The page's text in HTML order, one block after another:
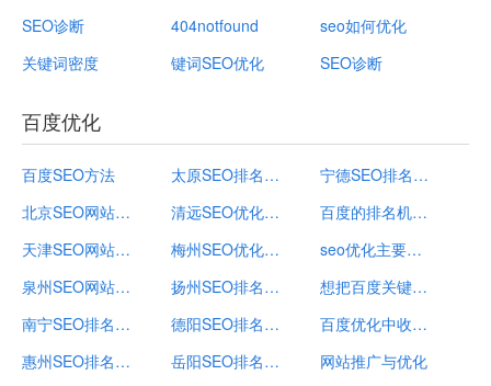
SEO诊断
关键词密度
404notfound
键词SEO优化
seo如何优化
SEO诊断
百度优化
百度SEO方法
北京SEO网站优化_百度优化_北京关键词优化服务
天津SEO网站优化_天津网站关键词排名_百度优化
泉州SEO网站优化_百度优化_泉州网站关键词推广
南宁SEO排名公司_南宁关键词优化服务_百度优化
惠州SEO排名公司_百度优化_惠州网页关键词优化
太原SEO排名公司_太原关键词优化排名_百度优化
清远SEO优化推广_百度优化_清远关键词优化排名
梅州SEO优化推广_梅州网站关键词排名_百度优化
扬州SEO排名外包_扬州关键词优化服务_百度优化
德阳SEO排名外包_百度优化_德阳网页关键词优化
岳阳SEO排名外包_岳阳关键词优化排名_百度优化
宁德SEO排名外包_百度优化_宁德网站关键词排名
百度的排名机制是什么？百度优化适用于网站推广吗？
seo优化主要应用到哪些方面？如何做百度优化？
想把百度关键词优化首页，你需要找专业百度优化公司
百度优化中收录减少的可能因素
网站推广与优化